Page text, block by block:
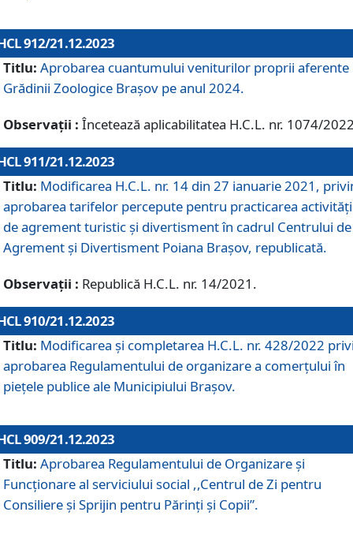
912/21.12.2023
Titlu: Aprobarea cuantumului veniturilor proprii aferente
Grădinii Zoologice Braşov pe anul 2024.
Observații : Încetează aplicabilitatea H.C.L. nr. 1074/
911/21.12.2023
Titlu: Modificarea H.C.L. nr. 14 din 27 ianuarie 2021,
aprobarea tarifelor percepute pentru practicarea
de agrement turistic și divertisment în cadrul Centrului de
Agrement și Divertisment Poiana Brașov, republicată.
Observații : Republică H.C.L. nr. 14/2021.
910/21.12.2023
Titlu: Modificarea și completarea H.C.L. nr. 428/2022
aprobarea Regulamentului de organizare a comerțului în
piețele publice ale Municipiului Braşov.
909/21.12.2023
Titlu: Aprobarea Regulamentului de Organizare și
Funcționare al serviciului social ,,Centrul de Zi pentru
Consiliere şi Sprijin pentru Părinţi şi Copii”.